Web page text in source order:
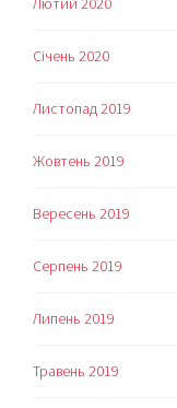
Січень 2020
Листопад 2019
Жовтень 2019
Вересень 2019
Серпень 2019
Липень 2019
Травень 2019